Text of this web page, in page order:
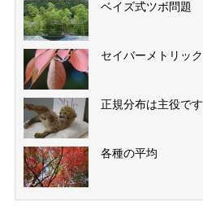
ベイズ式ツボ問題
セイバーメトリック
正規分布は主役です
各種の平均